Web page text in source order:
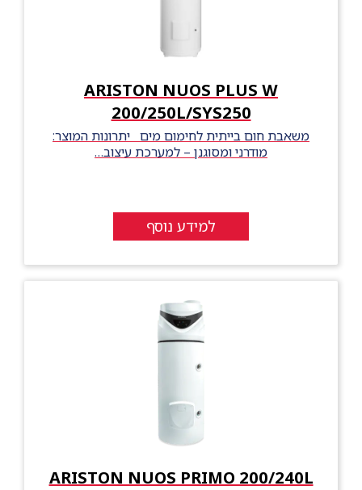
ARISTON NUOS PLUS W
200/250L/SYS250
משאבת חום בייתית לחימום מים יתרונות המוצר:
מודרני ומסוגנן – למערכת עיצוב…
למידע נוסף
ARISTON NUOS PRIMO 200/240L